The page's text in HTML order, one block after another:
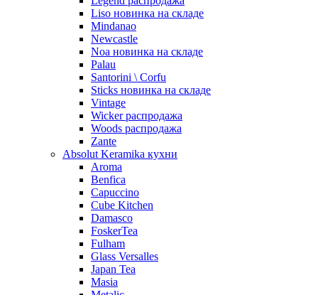
Liso новинка на складе
Mindanao
Newcastle
Noa новинка на складе
Palau
Santorini \ Corfu
Sticks новинка на складе
Vintage
Wicker распродажа
Woods распродажа
Zante
Absolut Keramika кухни
Aroma
Benfica
Capuccino
Cube Kitchen
Damasco
FoskerTea
Fulham
Glass Versalles
Japan Tea
Masia